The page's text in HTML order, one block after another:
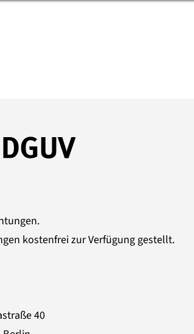
kostenfrei zur Verfügung gestellt.
40